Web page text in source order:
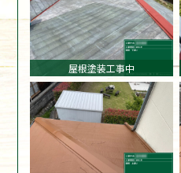
屋根塗装工事中